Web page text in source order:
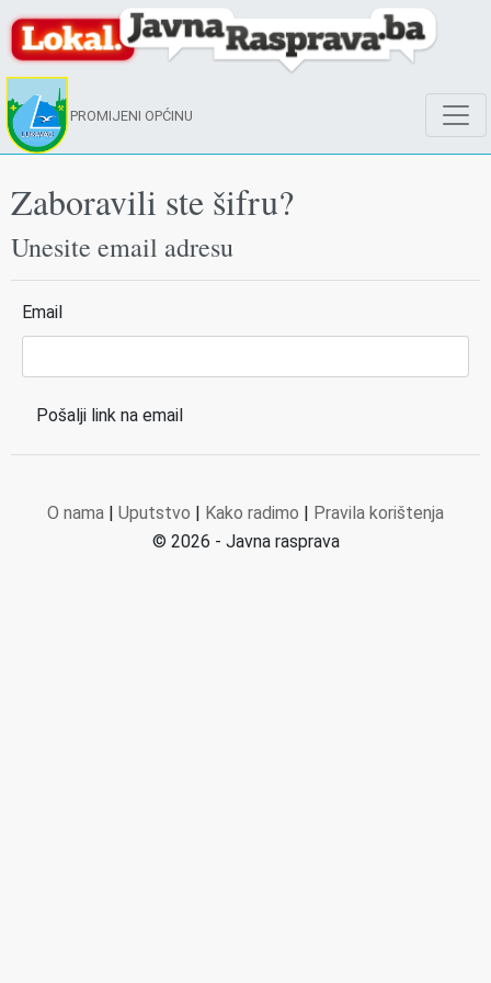
PROMIJENI OPĆINU
Zaboravili ste šifru?
Unesite email adresu
Email
O nama | Uputstvo | Kako radimo | Pravila korištenja
© 2026 - Javna rasprava